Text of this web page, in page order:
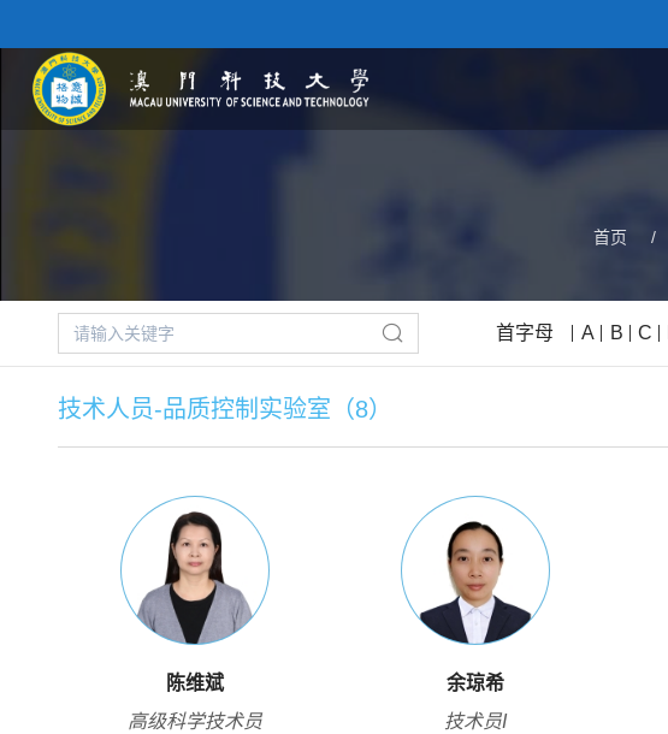
首页 /
首字母 A B C
技术人员-品质控制实验室（8）
陈维斌
高级科学技术员
余琼希
技术员I